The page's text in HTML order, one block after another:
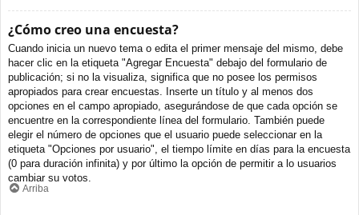
¿Cómo creo una encuesta?
Cuando inicia un nuevo tema o edita el primer mensaje del mismo, debe
hacer clic en la etiqueta "Agregar Encuesta" debajo del formulario de
publicación; si no la visualiza, significa que no posee los permisos
apropiados para crear encuestas. Inserte un título y al menos dos
opciones en el campo apropiado, asegurándose de que cada opción se
encuentre en la correspondiente línea del formulario. También puede
elegir el número de opciones que el usuario puede seleccionar en la
etiqueta "Opciones por usuario", el tiempo límite en días para la encuesta
(0 para duración infinita) y por último la opción de permitir a lo usuarios
cambiar su votos.
Arriba